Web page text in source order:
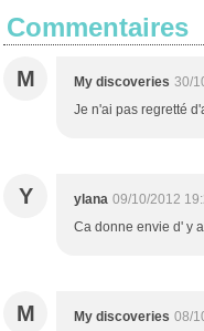
Commentaires
M My discoveries 30/
Je n'ai pas regretté
Y ylana 09/10/2012
Ca donne envie d' y
M My discoveries 08/